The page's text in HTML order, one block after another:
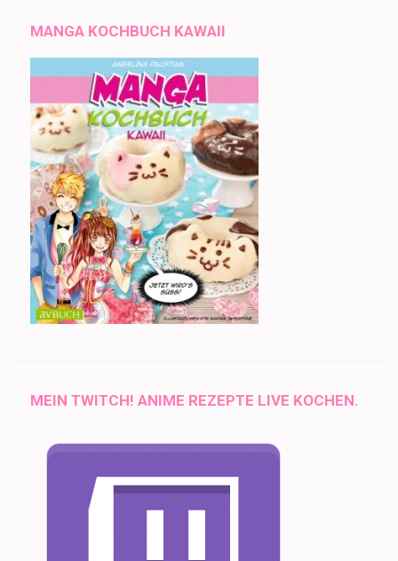
MANGA KOCHBUCH KAWAII
MEIN TWITCH! ANIME REZEPTE LIVE KOCHEN.